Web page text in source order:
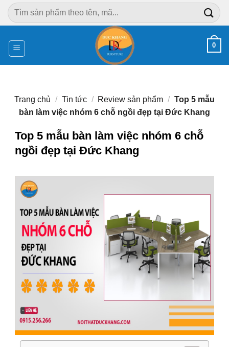
Chuyển
đến
dung
Tìm
kiếm:
0
Trang chủ / Tin tức / Review sản phẩm / Top 5 mẫu
bàn làm việc nhóm 6 chỗ ngồi đẹp tại Đức Khang
Top 5 mẫu bàn làm việc nhóm 6 chỗ
ngồi đẹp tại Đức Khang